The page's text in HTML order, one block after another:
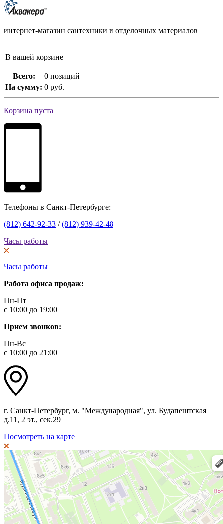
интернет-магазин сантехники и отделочных материалов
В вашей корзине
Всего:
0 позиций
На сумму: 0 руб.
Корзина пуста
Телефоны в Санкт-Петербурге:
(812) 642-92-33 /(812) 939-42-48
Часы работы
Часы работы
Работа офиса продаж:
Пн-Пт
с 10:00 до 19:00
Прием звонков:
Пн-Вс
с 10:00 до 21:00
г. Санкт-Петербург, м. "Международная", ул. Будапештская
д.11, 2 эт., сек.29
Посмотреть на карте